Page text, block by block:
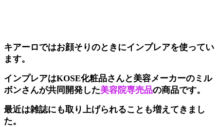
キアーロではお顔そりのときにインプレアを使ってい
ます。
インプレアはKOSE化粧品さんと美容メーカーのミル
ボンさんが共同開発した美容院専売品の商品です。
最近は雑誌にも取り上げられることも増えてきまし
た。